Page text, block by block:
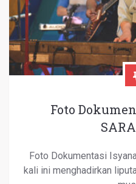
Foto
Foto Dokumentasi
kali ini menghadirkan